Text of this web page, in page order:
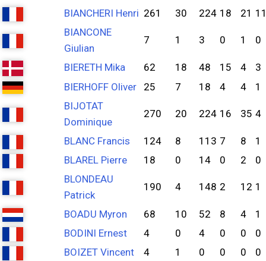
BIANCHERI Henri 261 30 224 18 21
BIANCONE
Giulian
7 1 3 0 1 0
BIERETH Mika 62 18 48 15 4
3
BIERHOFF Oliver
25 7 18 4 4
1
BIJOTAT
Dominique
270 20 224 16 35 4
BLANC Francis 124 8 113 7 8
1
BLAREL Pierre
18 0 14 0 2
0
BLONDEAU
Patrick
190 4 148 2 12 1
BOADU Myron 68 10 52 8 4
1
BODINI Ernest
4 0 4 0 0
0
BOIZET Vincent
4 1 0 0 0
0